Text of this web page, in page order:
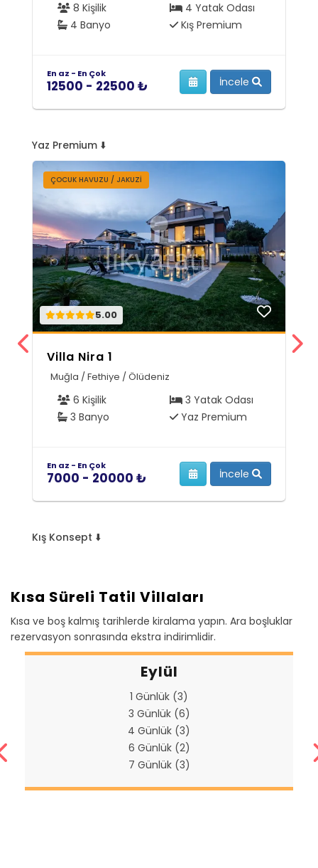
8 Kişilik
4 Yatak Odası
4 Banyo
Kış Premium
En az - En Çok
12500 - 22500 ₺ İncele
Yaz Premium ⬇️
ÇOCUK HAVUZU / JAKUZI
5.00
Villa Nira 1
Muğla / Fethiye / Ölüdeniz
6 Kişilik
3 Yatak Odası
3 Banyo
Yaz Premium
En az - En Çok
7000 - 20000 ₺ İncele
Kış Konsept ⬇️
Kısa Süreli Tatil Villaları
Kısa ve boş kalmış tarihlerde kiralama yapın. Ara boşluklar
rezervasyon sonrasında ekstra indirimlidir.
Eylül
1 Günlük (3)
3 Günlük (6)
4 Günlük (3)
6 Günlük (2)
7 Günlük (3)